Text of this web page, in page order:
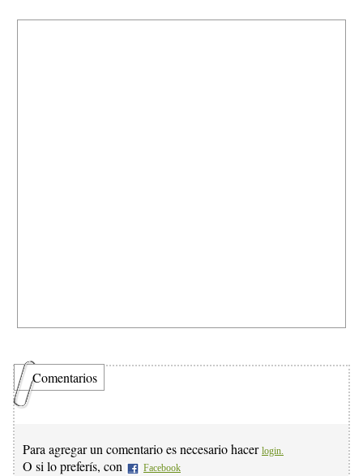
Comentarios
Para agregar un comentario es necesario hacer login.
O si lo preferís, con Facebook